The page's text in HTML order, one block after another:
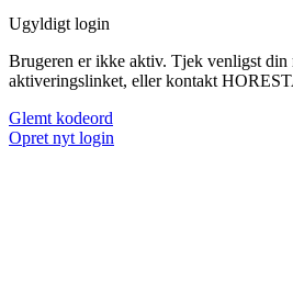
Ugyldigt login
Brugeren er ikke aktiv. Tjek venligst
aktiveringslinket, eller kontakt
Glemt kodeord
Opret nyt login